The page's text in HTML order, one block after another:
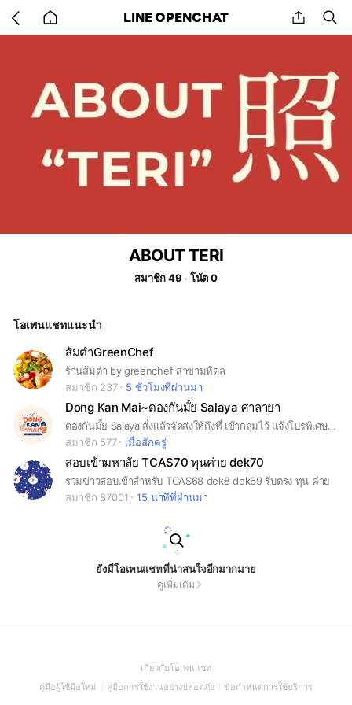
back
to
LINE OPENCHAT share
ABOUT TERI
สมาชิก 49 โน้ต 0
โอเพนแชทแนะนำ
ส้มตำGreenChef
ร้านส้มตำ by greenchef สาขามหิดล
สมาชิก 237
5 ชั่วโมงที่ผ่านมา
Dong Kan Mai~ดองกันมั้ย Salaya ศาลายา
ดองกันมั้ย Salaya สั่งแล้วจัดส่งให้ถึงที่ เข้ากลุ่มไว้ แจ้งโปรพิเศษก่อนใคร 💨🛵
สมาชิก 577
เมื่อสักครู่
สอบเข้ามหาลัย TCAS70 ทุนค่าย dek70
รวมข่าวสอบเข้าสำหรับ TCAS68 dek8 dek69 รับตรง ทุน ค่าย
สมาชิก 87001
15 นาทีที่ผ่านมา
ยังมีโอเพนแชทที่น่าสนใจอีกมากมาย
ดูเพิ่มเติม
เกี่ยวกับโอเพนแชท(Open
in
คู่มือผู้ใช้มือใหม่
(Open
คู่มือการใช้งานอย่างปลอดภัย(Open
ข้อกำหนดการใช้บริการ(Open